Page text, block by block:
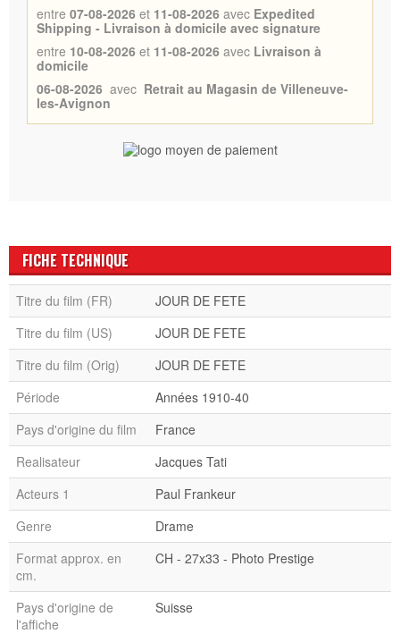
entre 07-08-2026 et 11-08-2026 avec Expedited
Shipping - Livraison à domicile avec signature
entre 10-08-2026 et 11-08-2026 avec Livraison à
domicile
06-08-2026 avec Retrait au Magasin de Villeneuve-
les-Avignon
FICHE TECHNIQUE
Titre du film (FR)
JOUR DE FETE
Titre du film (US)
JOUR DE FETE
Titre du film (Orig)
JOUR DE FETE
Période
Années 1910-40
Pays d'origine du film
France
Realisateur
Jacques Tati
Acteurs 1
Paul Frankeur
Genre
Drame
Format approx. en
cm.
CH - 27x33 - Photo Prestige
Pays d'origine de
l'affiche
Suisse